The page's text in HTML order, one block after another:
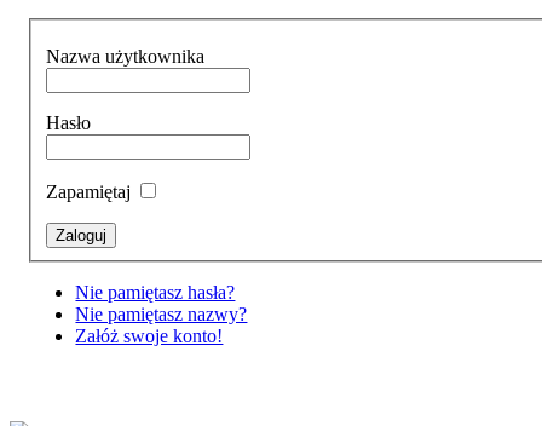
Nazwa użytkownika
Hasło
Zapamiętaj
Nie pamiętasz hasła?
Nie pamiętasz nazwy?
Załóż swoje konto!